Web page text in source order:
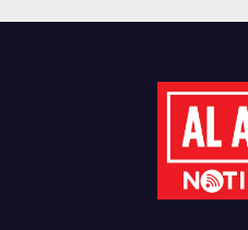
DE ÁRBOLES